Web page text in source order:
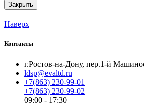
Закрыть
Наверх
Контакты
г.Ростов-на-Дону, пер.1-й
ldsp@evaltd.ru
+7(863) 230-99-01
+7(863) 230-99-02
09:00 - 17:30